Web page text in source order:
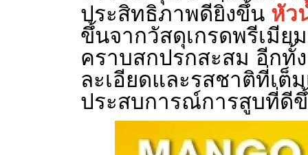
ประสิทธิภาพดียิ่งขึ้น หัว
ขึ้นจากวัสดุเกรดพรีเมีย
คราบสกปรกสะสม อีกทั้
ละเอียดและรสชาติที่เต็
ประสบการณ์การสูบที่ดี